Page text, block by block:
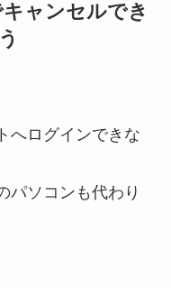
ャンセルでき
へログインできな
パソコンも代わり